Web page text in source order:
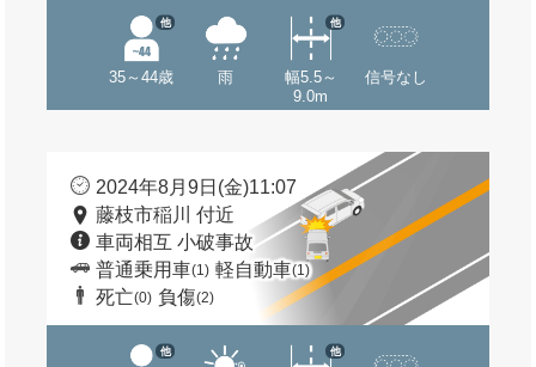
35～44歳
他
雨
幅5.5～
9.0m
他
信号なし
2024年8月9日(金)11:07
藤枝市稲川 付近
車両相互 小破事故
普通乗用車(1) 軽自動車(1)
死亡(0) 負傷(2)
他 他